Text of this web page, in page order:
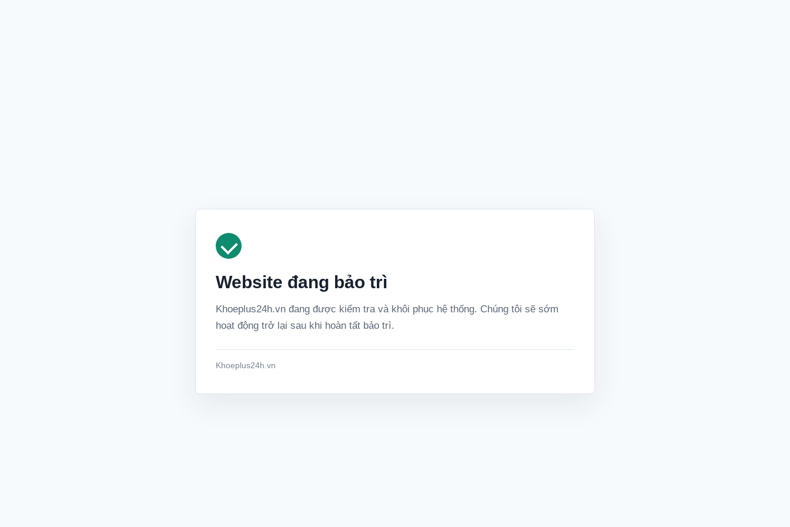
Website đang bảo trì
Khoeplus24h.vn đang được kiểm tra và khôi phục hệ thống. Chúng tôi sẽ sớm
hoạt động trở lại sau khi hoàn tất bảo trì.
Khoeplus24h.vn